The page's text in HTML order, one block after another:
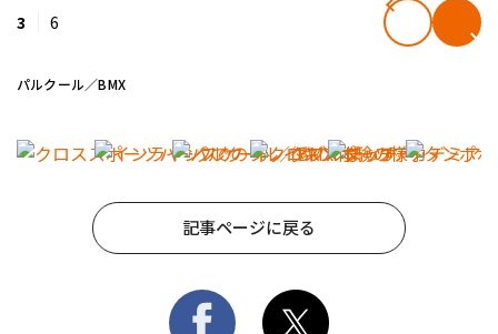
3 6
パルクール／BMX
記事ページに戻る